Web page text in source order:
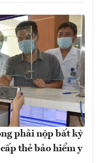
phải nộp bất kỳ
thẻ bảo hiểm y